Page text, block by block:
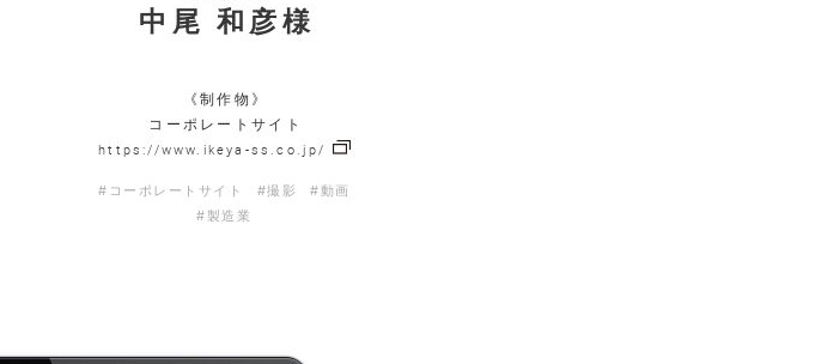
中尾 和彦様
《制作物》
コーポレートサイト
https://www.ikeya-ss.co.jp/
#コーポレートサイト #撮影
#動画
#製造業